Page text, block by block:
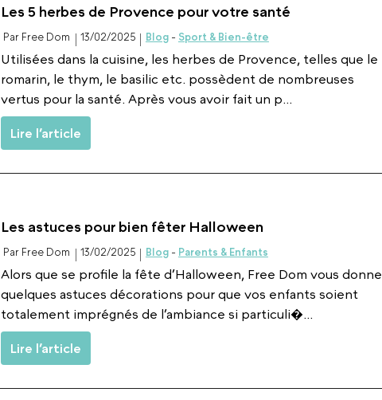
Les 5 herbes de Provence pour votre santé
Par Free Dom 13/02/2025 Blog- Sport & Bien-être
Utilisées dans la cuisine, les herbes de Provence, telles que le
romarin, le thym, le basilic etc. possèdent de nombreuses
vertus pour la santé. Après vous avoir fait un p...
Lire l’article
Les astuces pour bien fêter Halloween
Par Free Dom 13/02/2025 Blog- Parents & Enfants
Alors que se profile la fête d’Halloween, Free Dom vous donne
quelques astuces décorations pour que vos enfants soient
totalement imprégnés de l’ambiance si particuli�...
Lire l’article